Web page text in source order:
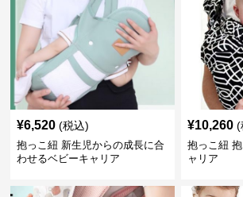
¥6,520 (税込)
抱っこ紐 新生児からの成長に合
わせるベビーキャリア
¥10,260 (
抱っこ紐
ャリア